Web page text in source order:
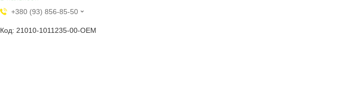
+380 (93) 856-85-50
21010-1011235-00-OEM